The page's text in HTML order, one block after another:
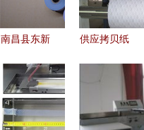
南昌县东新
工厂 专业
批发与供应
服务
供应拷贝纸
相似款产品
解析